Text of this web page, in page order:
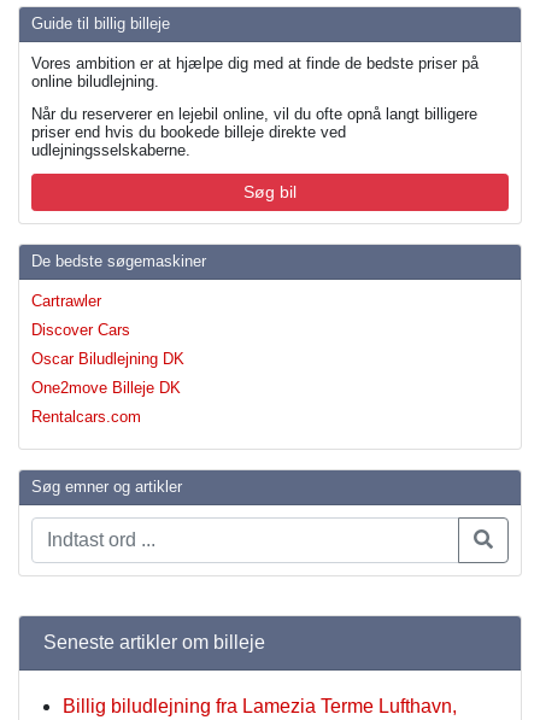
Guide til billig billeje
Vores ambition er at hjælpe dig med at finde de bedste priser på
online biludlejning.
Når du reserverer en lejebil online, vil du ofte opnå langt billigere
priser end hvis du bookede billeje direkte ved
udlejningsselskaberne.
Søg bil
De bedste søgemaskiner
Cartrawler
Discover Cars
Oscar Biludlejning DK
One2move Billeje DK
Rentalcars.com
Søg emner og artikler
Seneste artikler om billeje
Billig biludlejning fra Lamezia Terme Lufthavn,